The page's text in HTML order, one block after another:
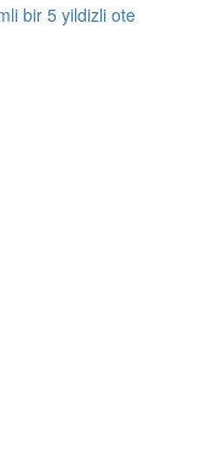
bir 5 yildizli ote